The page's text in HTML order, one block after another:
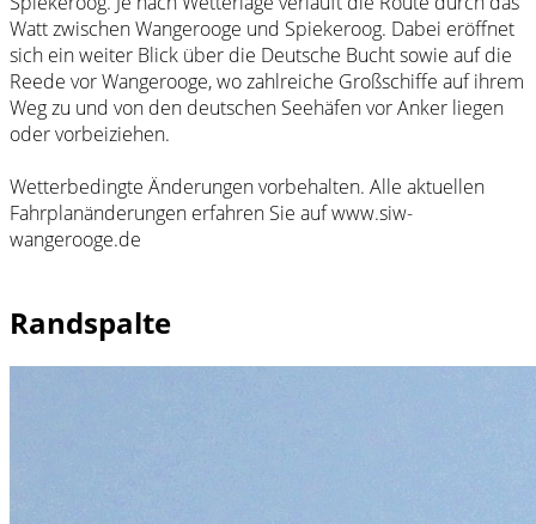
Watt zwischen Wangerooge und Spiekeroog. Dabei eröffnet
sich ein weiter Blick über die Deutsche Bucht sowie auf die
Reede vor Wangerooge, wo zahlreiche Großschiffe auf ihrem
Weg zu und von den deutschen Seehäfen vor Anker liegen
oder vorbeiziehen.
Wetterbedingte Änderungen vorbehalten. Alle aktuellen
Fahrplanänderungen erfahren Sie auf www.siw-
wangerooge.de
Randspalte